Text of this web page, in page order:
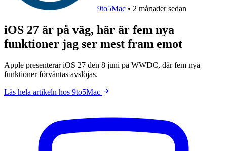
9to5Mac • 2 månader sedan
iOS 27 är på väg, här är fem nya
funktioner jag ser mest fram emot
Apple presenterar iOS 27 den 8 juni på WWDC, där fem nya
funktioner förväntas avslöjas.
Läs hela artikeln hos 9to5Mac